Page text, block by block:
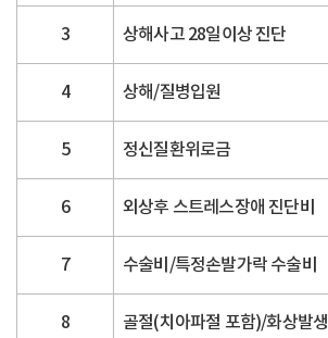
3 상해사고 28일이상 진단
4 상해/질병입원
5 정신질환위로금
6 외상후 스트레스장애 진단비
7 수술비/특정손발가락 수술비
8 골절(치아파절 포함)/화상발생